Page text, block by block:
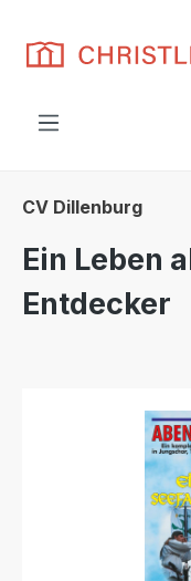
CV Dillenburg
Ein Leben
Entdecker